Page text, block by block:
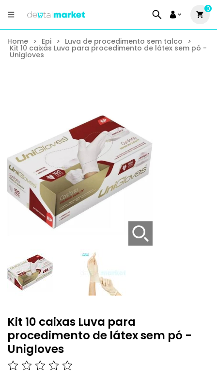
0
Home > Epi > Luva de procedimento sem talco >
Kit 10 caixas Luva para procedimento de látex sem pó -
Unigloves
Kit 10 caixas Luva para
procedimento de látex sem pó -
Unigloves